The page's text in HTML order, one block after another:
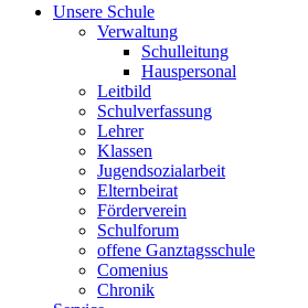
Unsere Schule
Verwaltung
Schulleitung
Hauspersonal
Leitbild
Schulverfassung
Lehrer
Klassen
Jugendsozialarbeit
Elternbeirat
Förderverein
Schulforum
offene Ganztagsschule
Comenius
Chronik